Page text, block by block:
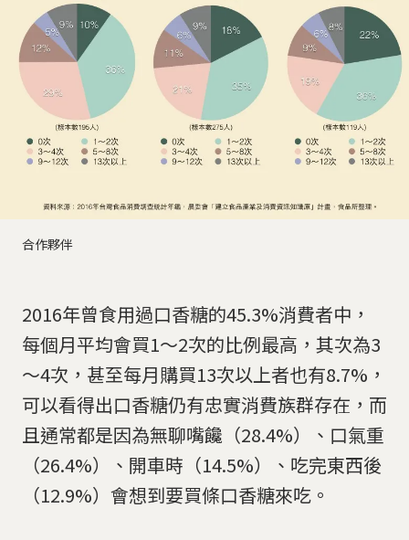
合作夥伴
2016年曾食用過口香糖的45.3%消費者中，
每個月平均會買1～2次的比例最高，其次為3
～4次，甚至每月購買13次以上者也有8.7%，
可以看得出口香糖仍有忠實消費族群存在，而
且通常都是因為無聊嘴饞（28.4%）、口氣重
（26.4%）、開車時（14.5%）、吃完東西後
（12.9%）會想到要買條口香糖來吃。